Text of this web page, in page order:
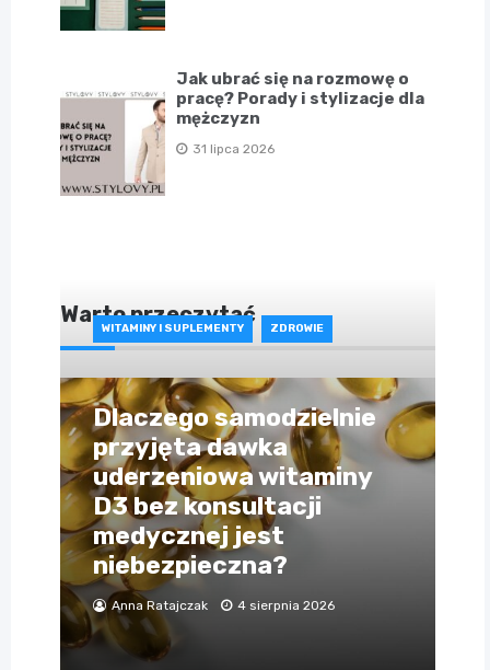
Jak ubrać się na rozmowę o
pracę? Porady i stylizacje dla
mężczyzn
31 lipca 2026
Warto przeczytać
WITAMINY I SUPLEMENTY ZDROWIE
Dlaczego samodzielnie
przyjęta dawka
uderzeniowa witaminy
D3 bez konsultacji
medycznej jest
niebezpieczna?
Anna Ratajczak 4 sierpnia 2026